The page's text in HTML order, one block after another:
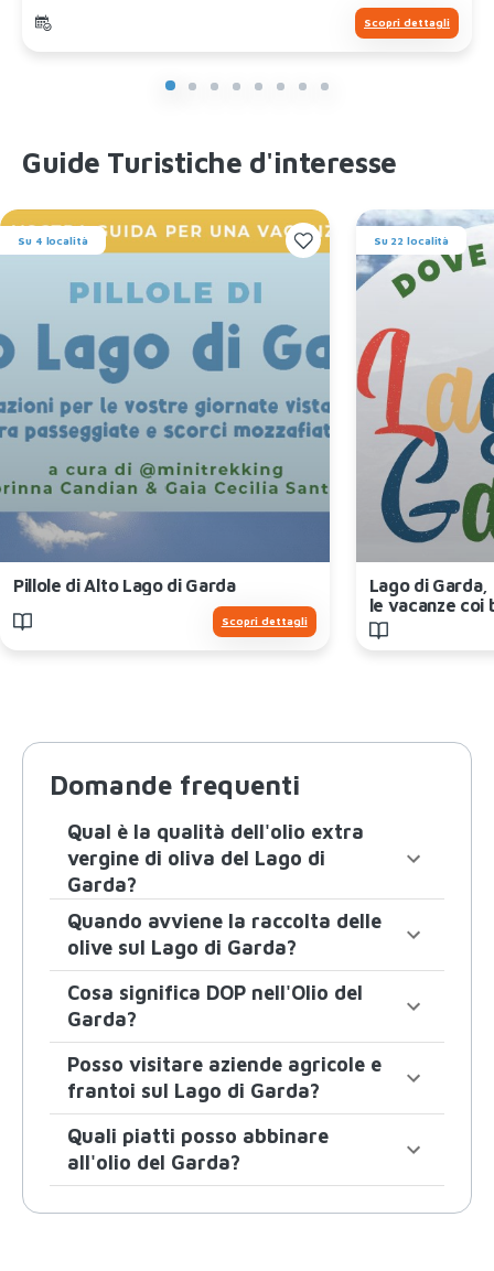
Scopri dettagli
Guide Turistiche d'interesse
Su 4 località
Pillole di Alto Lago di Garda
Scopri dettagli
Su 22 località
Lago di
le vacanze coi
Domande frequenti
Qual è la qualità dell'olio extra
vergine di oliva del Lago di
Garda?
Quando avviene la raccolta delle
olive sul Lago di Garda?
Cosa significa DOP nell'Olio del
Garda?
Posso visitare aziende agricole e
frantoi sul Lago di Garda?
Quali piatti posso abbinare
all'olio del Garda?